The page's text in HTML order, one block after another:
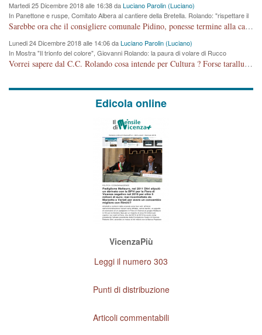
Martedi 25 Dicembre 2018 alle 16:38 daLuciano Parolin (Luciano)
In Panettone e ruspe, Comitato Albera al cantiere della Bretella. Rolando: "rispettare il
cronoprogramma"
Sarebbe ora che il consigliere comunale Pidino, ponesse termine alla campagna elettorale nel territorio del suo seggio Villaggio del Sole. La tiraca è iniziata, distruggerà 6 km di prateria ovest della città, ricca di fonti e sorgenti d'acqua. I cittadini di Maddalene non avranno più Pace la notte. Molta colpa per la costruzione di questa Strada è proprio del signor Rolando,dei suoi gazebo mobili e che vuol far passare questa opera VANDALICA come progetto "utile" a chi ? Non è cosa seria sig. Rolando!
Lunedi 24 Dicembre 2018 alle 14:06 daLuciano Parolin (Luciano)
In Mostra "Il trionfo del colore", Giovanni Rolando: la paura di volare di Rucco
Vorrei sapere dal C.C. Rolando cosa intende per Cultura ? Forse tarallucci, vino e sagre, o spaghetti tricolori del PD ? Il continuo (s)parlare della mostra a Palazzo Chiericati caro consigliere DANNEGGIA FORTEMENTE l'immagine della città TUTTA e fa deviare i consensi che in RUSSIA (badi bene ex U.R.S.S.) sono ECCELLENTI. A livello artistico l'evento è di alta Valenza culturale, COMPITO di Tutta la Cittadinanza fare il possibile per propagandare l'iniziativa senza farne UN CASO PARTITICO come fa Lei da sempre. Meno Gazebo + Partecipazione! E così sia. Amen.
Edicola online
VicenzaPiù
Leggi il numero 303
Punti di distribuzione
Articoli commentabili